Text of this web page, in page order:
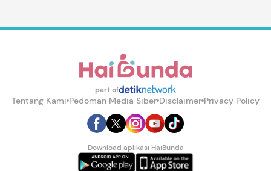
part of
Tentang Kami Pedoman Media Siber Disclaimer Privacy Policy
Download aplikasi HaiBunda